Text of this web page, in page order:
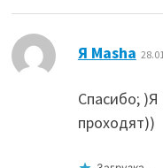
Я Masha
Спасибо;
проходят))